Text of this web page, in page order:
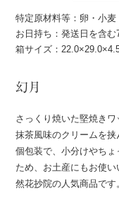
特定原材料等：卵・小麦
お日持ち：発送日を含む
箱サイズ：
幻月
さっくり焼いた堅焼き
抹茶風味のクリームを挟
個包装で、小分けやち
ため、お土産にもお使い
然花抄院の人気商品です